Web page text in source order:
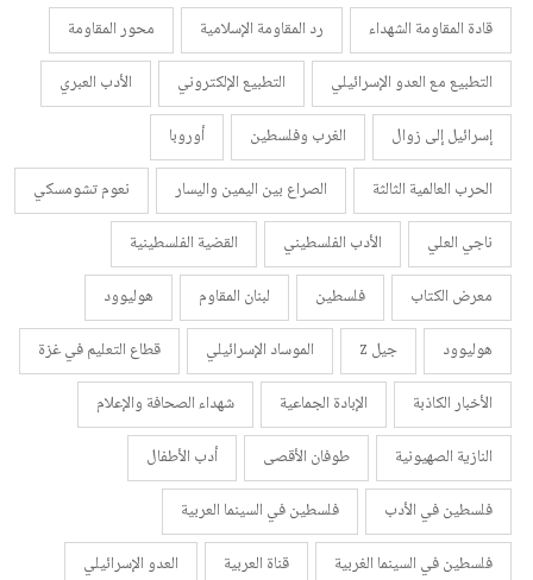
قادة المقاومة الشهداء
رد المقاومة الإسلامية
محور المقاومة
التطبيع مع العدو الإسرائيلي
التطبيع الإلكتروني
الأدب العبري
إسرائيل إلى زوال
الغرب وفلسطين
أوروبا
الحرب العالمية الثالثة
الصراع بين اليمين واليسار
نعوم تشومسكي
ناجي العلي
الأدب الفلسطيني
القضية الفلسطينية
معرض الكتاب
فلسطين لبنان المقاوم
هوليوود
هوليوود
جيل z الموساد الإسرائيلي
قطاع التعليم في غزة
الأخبار الكاذبة
الإبادة الجماعية
شهداء الصحافة والإعلام
النازية الصهيونية
طوفان الأقصى
أدب الأطفال
فلسطين في الأدب
فلسطين في السينما العربية
فلسطين في السينما الغربية
قناة العربية
العدو الإسرائيلي